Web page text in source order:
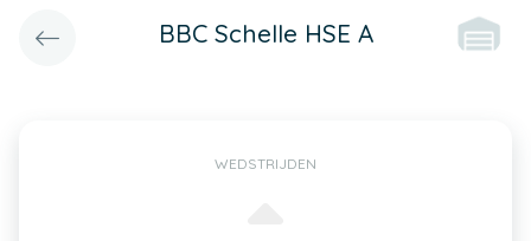
BBC Schelle HSE A
WEDSTRIJDEN